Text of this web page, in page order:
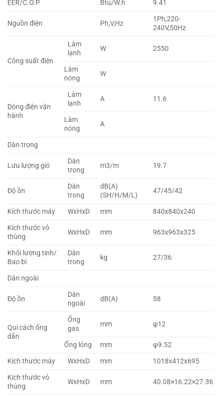
EER/C.O.P Btu/W.h 9.41
Nguồn điện Ph,V,Hz
1Ph,220-
240V,50Hz
Công suất điện
Làm
lạnh
W 2550
Làm
nóng
W
Dòng điện vận
hành
Làm
lạnh
A 11.6
Làm
nóng
A
Dàn trong
Lưu lượng gió
Dàn
trong
m3/m 19.7
Độ ồn
Dàn
trong
dB(A)
(SH/H/M/L)
47/45/42
Kích thước máy WxHxD mm
840x840x240
Kích thước vỏ
thùng
WxHxD mm 963x963x325
Khối lượng tịnh/
Bao bì
Dàn
trong
kg 27/36
Dàn ngoài
Độ ồn
Dàn
ngoài
dB(A) 58
Qui cách ống
dẫn
Ống
gas
mm φ12
Ống lỏng mm
φ9.52
Kích thước máy
WxHxD mm
1018x412x695
Kích thước vỏ
thùng
WxHxD mm 40.08×16.22×27.36